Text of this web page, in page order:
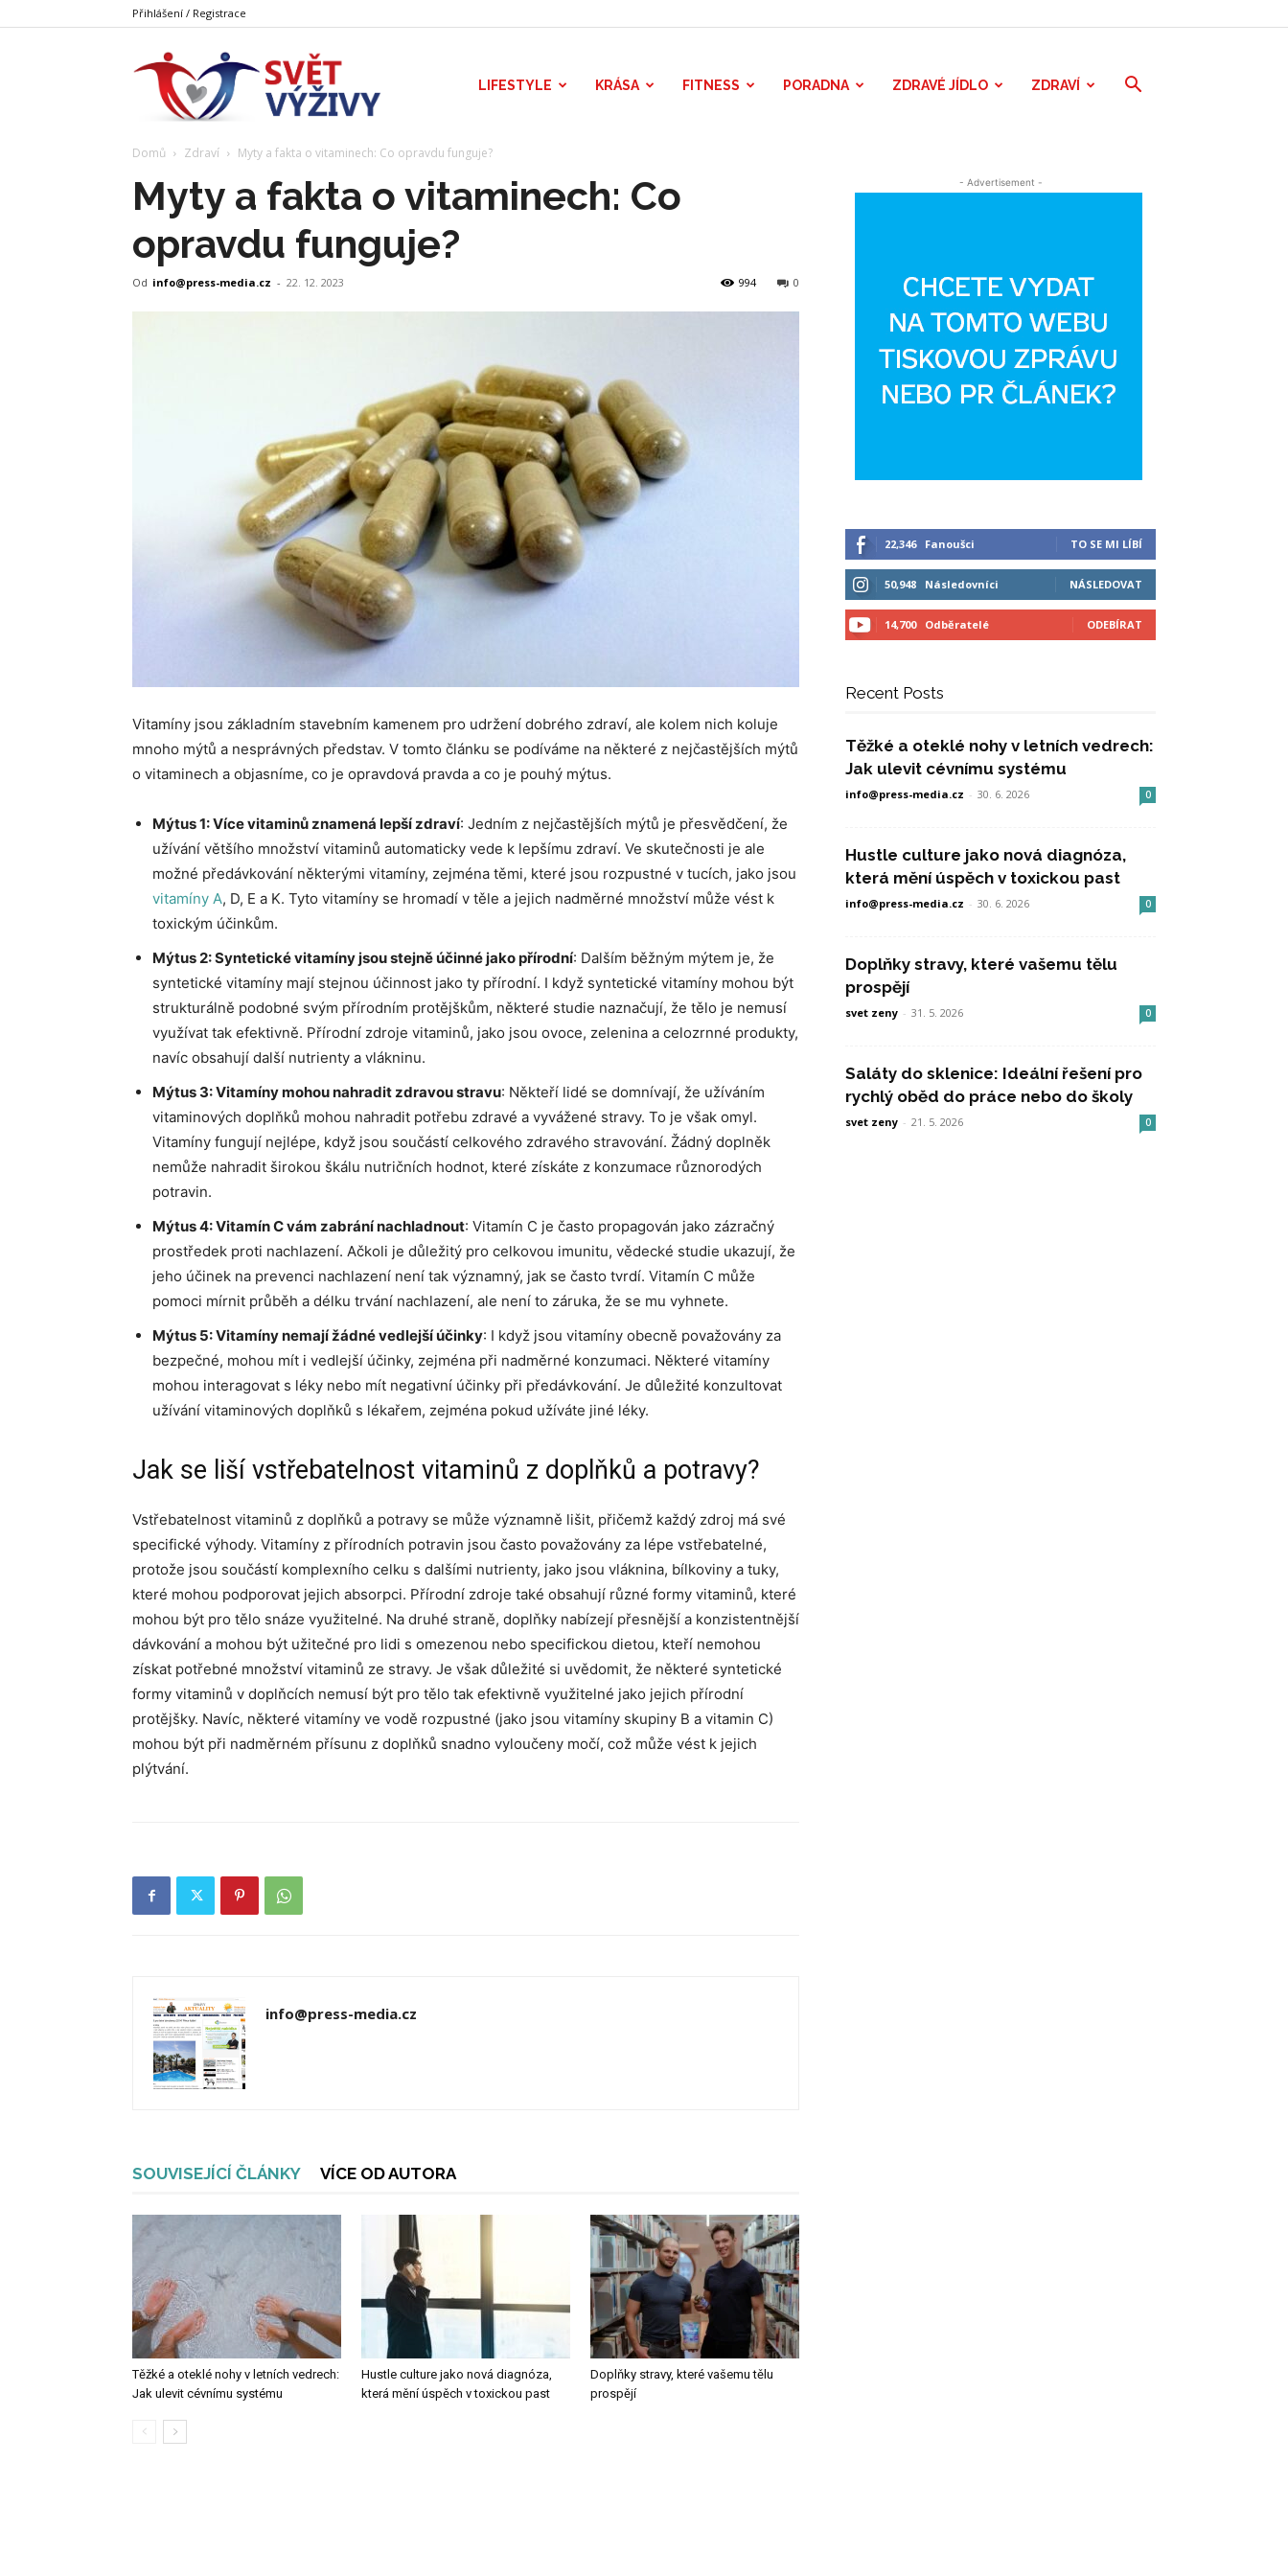
Přihlášení / Registrace
Výživy
LIFESTYLE KRÁSA FITNESS PORADNA ZDRAVÉ JÍDLO ZDRAVÍ
Domů Zdraví Myty a fakta o vitaminech: Co opravdu funguje?
Myty a fakta o vitaminech: Co
opravdu funguje?
Od info@press-media.cz - 22. 12. 2023 0
994
Vitamíny jsou základním stavebním kamenem pro udržení dobrého zdraví, ale kolem nich koluje
mnoho mýtů a nesprávných představ. V tomto článku se podíváme na některé z nejčastějších mýtů
o vitaminech a objasníme, co je opravdová pravda a co je pouhý mýtus.
Mýtus 1: Více vitaminů znamená lepší zdraví: Jedním z nejčastějších mýtů je přesvědčení, že
užívání většího množství vitaminů automaticky vede k lepšímu zdraví. Ve skutečnosti je ale
možné předávkování některými vitamíny, zejména těmi, které jsou rozpustné v tucích, jako jsou
vitamíny A, D, E a K. Tyto vitamíny se hromadí v těle a jejich nadměrné množství může vést k
toxickým účinkům.
Mýtus 2: Syntetické vitamíny jsou stejně účinné jako přírodní: Dalším běžným mýtem je, že
syntetické vitamíny mají stejnou účinnost jako ty přírodní. I když syntetické vitamíny mohou být
strukturálně podobné svým přírodním protějškům, některé studie naznačují, že tělo je nemusí
využívat tak efektivně. Přírodní zdroje vitaminů, jako jsou ovoce, zelenina a celozrnné produkty,
navíc obsahují další nutrienty a vlákninu.
Mýtus 3: Vitamíny mohou nahradit zdravou stravu: Někteří lidé se domnívají, že užíváním
vitaminových doplňků mohou nahradit potřebu zdravé a vyvážené stravy. To je však omyl.
Vitamíny fungují nejlépe, když jsou součástí celkového zdravého stravování. Žádný doplněk
nemůže nahradit širokou škálu nutričních hodnot, které získáte z konzumace různorodých
potravin.
Mýtus 4: Vitamín C vám zabrání nachladnout: Vitamín C je často propagován jako zázračný
prostředek proti nachlazení. Ačkoli je důležitý pro celkovou imunitu, vědecké studie ukazují, že
jeho účinek na prevenci nachlazení není tak významný, jak se často tvrdí. Vitamín C může
pomoci mírnit průběh a délku trvání nachlazení, ale není to záruka, že se mu vyhnete.
Mýtus 5: Vitamíny nemají žádné vedlejší účinky: I když jsou vitamíny obecně považovány za
bezpečné, mohou mít i vedlejší účinky, zejména při nadměrné konzumaci. Některé vitamíny
mohou interagovat s léky nebo mít negativní účinky při předávkování. Je důležité konzultovat
užívání vitaminových doplňků s lékařem, zejména pokud užíváte jiné léky.
Jak se liší vstřebatelnost vitaminů z doplňků a potravy?
Vstřebatelnost vitaminů z doplňků a potravy se může významně lišit, přičemž každý zdroj má své
specifické výhody. Vitamíny z přírodních potravin jsou často považovány za lépe vstřebatelné,
protože jsou součástí komplexního celku s dalšími nutrienty, jako jsou vláknina, bílkoviny a tuky,
které mohou podporovat jejich absorpci. Přírodní zdroje také obsahují různé formy vitaminů, které
mohou být pro tělo snáze využitelné. Na druhé straně, doplňky nabízejí přesnější a konzistentnější
dávkování a mohou být užitečné pro lidi s omezenou nebo specifickou dietou, kteří nemohou
získat potřebné množství vitaminů ze stravy. Je však důležité si uvědomit, že některé syntetické
formy vitaminů v doplňcích nemusí být pro tělo tak efektivně využitelné jako jejich přírodní
protějšky. Navíc, některé vitamíny ve vodě rozpustné (jako jsou vitamíny skupiny B a vitamin C)
mohou být při nadměrném přísunu z doplňků snadno vyloučeny močí, což může vést k jejich
plýtvání.
info@press-media.cz
SOUVISEJÍCÍ ČLÁNKY VÍCE OD AUTORA
Těžké a oteklé nohy v letních vedrech:
Jak ulevit cévnímu systému
Hustle culture jako nová diagnóza,
která mění úspěch v toxickou past
Doplňky stravy, které vašemu tělu
prospějí
- Advertisement -
22,346 Fanoušci TO SE MI LÍBÍ
50,948 Následovníci NÁSLEDOVAT
14,700 Odběratelé ODEBÍRAT
Recent Posts
Těžké a oteklé nohy v letních vedrech:
Jak ulevit cévnímu systému
info@press-media.cz - 30. 6. 2026 0
Hustle culture jako nová diagnóza,
která mění úspěch v toxickou past
info@press-media.cz - 30. 6. 2026 0
Doplňky stravy, které vašemu tělu
prospějí
svet zeny - 31. 5. 2026 0
Saláty do sklenice: Ideální řešení pro
rychlý oběd do práce nebo do školy
svet zeny - 21. 5. 2026 0